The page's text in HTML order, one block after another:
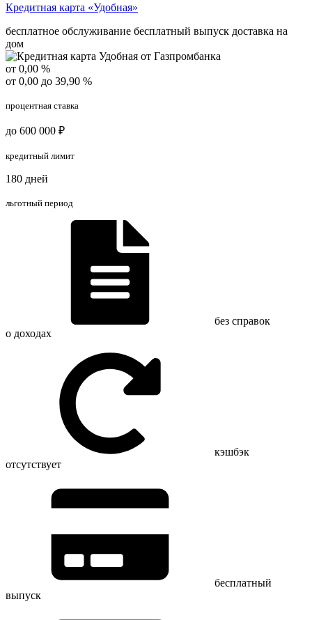
Кредитная карта «Удобная»
бесплатное обслуживание бесплатный выпуск доставка на
дом
от 0,00 %
от 0,00 до 39,90 %
процентная ставка
до 600 000 ₽
кредитный лимит
180 дней
льготный период
без справок
о доходах
кэшбэк
отсутствует
бесплатный
выпуск